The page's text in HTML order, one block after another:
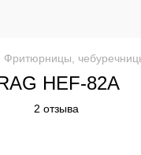
Фритюрницы,
HEF-82A
2 отзыва